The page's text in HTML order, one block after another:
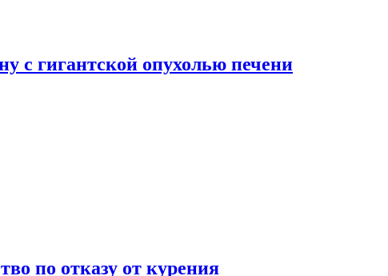
с гигантской опухолью печени
по отказу от курения